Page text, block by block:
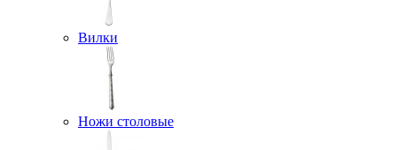
Вилки
Ножи столовые